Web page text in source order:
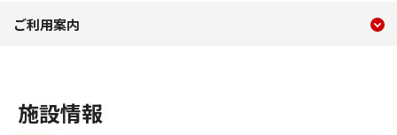
現在のコンテンツ
ご利用案内
施設情報